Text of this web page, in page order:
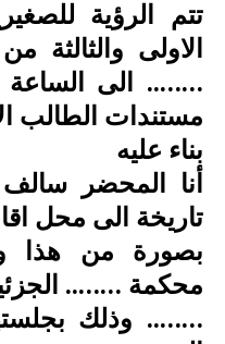
تتم الرؤية
الاولى
…….. الى
مستندات الطالب
بناء عليه
أنا المحضر
تاريخة الى محل
بصورة من هذا
محكمة ……..
…….. وذلك